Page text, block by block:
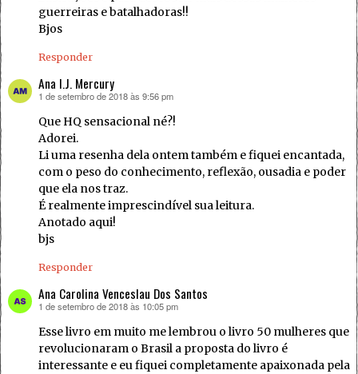
guerreiras e batalhadoras!!
Bjos
Responder
Ana I.J. Mercury
disse:
1 de setembro de 2018 às 9:56 pm
Que HQ sensacional né?!
Adorei.
Li uma resenha dela ontem também e fiquei encantada,
com o peso do conhecimento, reflexão, ousadia e poder
que ela nos traz.
É realmente imprescindível sua leitura.
Anotado aqui!
bjs
Responder
Ana Carolina Venceslau Dos Santos
disse:
1 de setembro de 2018 às 10:05 pm
Esse livro em muito me lembrou o livro 50 mulheres que
revolucionaram o Brasil a proposta do livro é
interessante e eu fiquei completamente apaixonada pela